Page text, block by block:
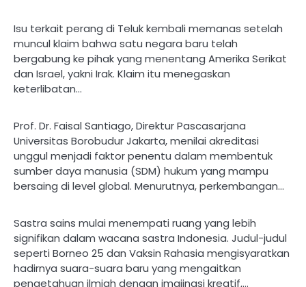
Isu terkait perang di Teluk kembali memanas setelah
muncul klaim bahwa satu negara baru telah
bergabung ke pihak yang menentang Amerika Serikat
dan Israel, yakni Irak. Klaim itu menegaskan
keterlibatan…
Prof. Dr. Faisal Santiago, Direktur Pascasarjana
Universitas Borobudur Jakarta, menilai akreditasi
unggul menjadi faktor penentu dalam membentuk
sumber daya manusia (SDM) hukum yang mampu
bersaing di level global. Menurutnya, perkembangan…
Sastra sains mulai menempati ruang yang lebih
signifikan dalam wacana sastra Indonesia. Judul-judul
seperti Borneo 25 dan Vaksin Rahasia mengisyaratkan
hadirnya suara-suara baru yang mengaitkan
pengetahuan ilmiah dengan imajinasi kreatif,…